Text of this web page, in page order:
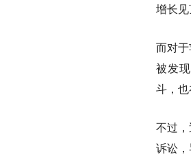
增长
而对
被发
斗，也
不过
诉讼